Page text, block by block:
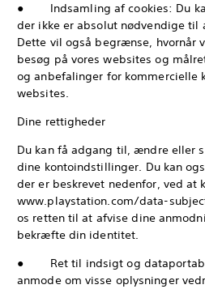
● Indsamling af cookies: Du
der ikke er absolut nødvendige til
Dette vil også begrænse, hvornår
besøg på vores websites og
og anbefalinger for kommercielle
websites.
Dine rettigheder
Du kan få adgang til, ændre eller
dine kontoindstillinger. Du kan
der er beskrevet nedenfor, ved at
www.playstation.com/data-
os retten til at afvise dine
bekræfte din identitet.
● Ret til indsigt og
anmode om visse oplysninger